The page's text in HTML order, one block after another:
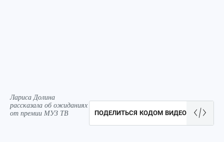
Лариса Долина
рассказала об ожиданиях
от премии МУЗ ТВ
ПОДЕЛИТЬСЯ КОДОМ ВИДЕО